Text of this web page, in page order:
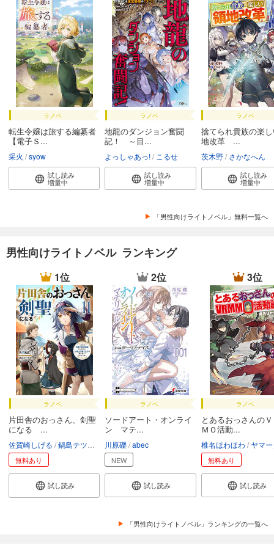
ラノベ
転生令嬢は旅する編纂者
【電子Ｓ...
采火 syow
試し読み
増量中
ラノベ
地龍のダンジョン奮闘
記！ ～目...
よっしゃあっ! こるせ
試し読み
増量中
ラノベ
捨てられ貴族の楽
地改革 ...
茨木野 さかなへん
試し読み
増量中
「男性向けライトノベル」無料一覧へ
男性向けライトノベル ランキング
1位
ラノベ
片田舎のおっさん、剣聖
になる ...
佐賀崎しげる 鍋島テツヒロ
無料あり
試し読み
2位
ラノベ
ソードアート・オンライ
ン マテ...
川原礫 abec
NEW
試し読み
3位
ラノベ
とあるおっさんの
ＭＯ活動...
椎名ほわほわ ヤマ
無料あり
試し読み
「男性向けライトノベル」ランキングの一覧へ